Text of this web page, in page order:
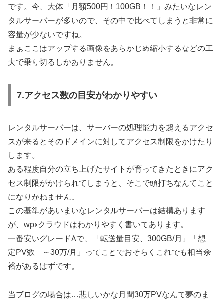
です。今、大体「月額500円！100GB！！」みたいなレン
タルサーバーが多いので、その中で比べてしまうと非常に
容量が少ないですね。
まぁここはアップする画像をあらかじめ縮小するなどの工
夫で乗り切るしかありません。
7.アクセス数の目安がわかりやすい
レンタルサーバーは、サーバーの処理能力を超えるアクセ
スが来るとそのドメインに対してアクセス制限をかけたり
します。
ある程度自分の立ち上げたサイトが育ってきたときにアク
セス制限がかけられてしまうと、そこで頭打ちなんてこと
になりかねません。
この基準があいまいなレンタルサーバーは結構あります
が、wpxクラウドはわかりやすく書いてあります。
一番安いグレードAで、「転送量目安、300GB/月」「想
定PV数 ～30万/月」ってことでおそらくこれでも相当余
裕があるはずです。
当ブログの場合は…悲しいかな月間30万PVなんて夢のま